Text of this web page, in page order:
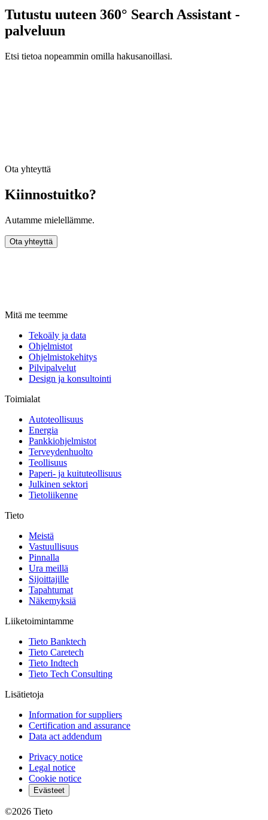
Tutustu uuteen 360° Search Assistant -
palveluun
Etsi tietoa nopeammin omilla hakusanoillasi.
Ota yhteyttä
Kiinnostuitko?
Autamme mielellämme.
Ota yhteyttä
Mitä me teemme
Tekoäly ja data
Ohjelmistot
Ohjelmistokehitys
Pilvipalvelut
Design ja konsultointi
Toimialat
Autoteollisuus
Energia
Pankkiohjelmistot
Terveydenhuolto
Teollisuus
Paperi- ja kuituteollisuus
Julkinen sektori
Tietoliikenne
Tieto
Meistä
Vastuullisuus
Pinnalla
Ura meillä
Sijoittajille
Tapahtumat
Näkemyksiä
Liiketoimintamme
Tieto Banktech
Tieto Caretech
Tieto Indtech
Tieto Tech Consulting
Lisätietoja
Information for suppliers
Certification and assurance
Data act addendum
Privacy notice
Legal notice
Cookie notice
Evästeet
©2026 Tieto